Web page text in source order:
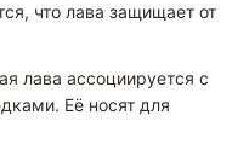
что лава защищает от
лава ассоциируется с
Её носят для